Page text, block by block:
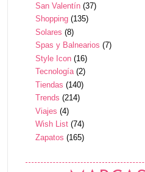
San Valentín (37)
Shopping (135)
Solares (8)
Spas y Balnearios (7)
Style Icon (16)
Tecnología (2)
Tiendas (140)
Trends (214)
Viajes (4)
Wish List (74)
Zapatos (165)